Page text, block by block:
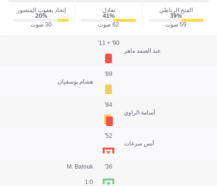
الفتح الرباطي
39‎%‎
59 صوت
تعادل
41‎%‎
62 صوت
إتحاد يعقوب المنصور
20‎%‎
30 صوت
عبد الصمد ماهر
90' + 11'
هشام بوسفيان
89'
أسامة الراوي
84'
أنس سرغات
52'
M. Balouk
0:1
36'